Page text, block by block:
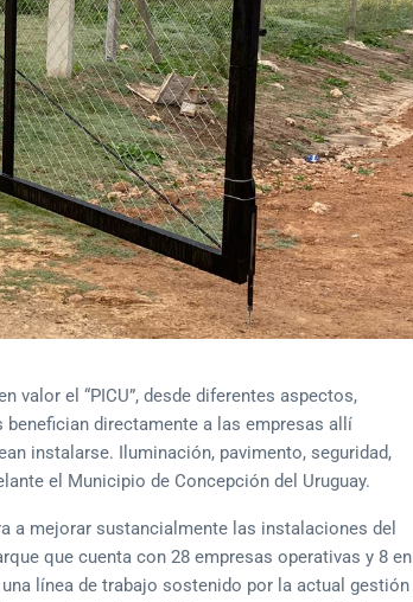
valor el “PICU”, desde diferentes aspectos,
directamente a las empresas allí
instalarse. Iluminación, pavimento, seguridad,
el Municipio de Concepción del Uruguay.
a mejorar sustancialmente las instalaciones del
que cuenta con 28 empresas operativas y 8 en
línea de trabajo sostenido por la actual gestión